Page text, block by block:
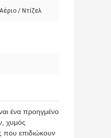
/ Ντίζελ
ένα προηγμένο
χυμός
που επιδιώκουν